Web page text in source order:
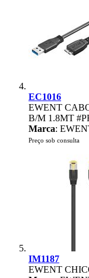
EC1016
EWENT
B/M 1.8MT
Marca:
Preço sob consulta
IM1187
EWENT